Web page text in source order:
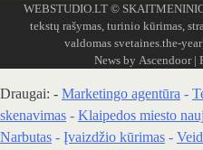
WEBSTUDIO.LT ©
tekstų rašymas, turinio kūrimas,
valdomas svetaines.the-
News by Ascendoor|
Draugai: - Marketingo agentūra -
skenavimas - Klaipedos miesto
Narbutas - Įvaizdžio kūrimas -